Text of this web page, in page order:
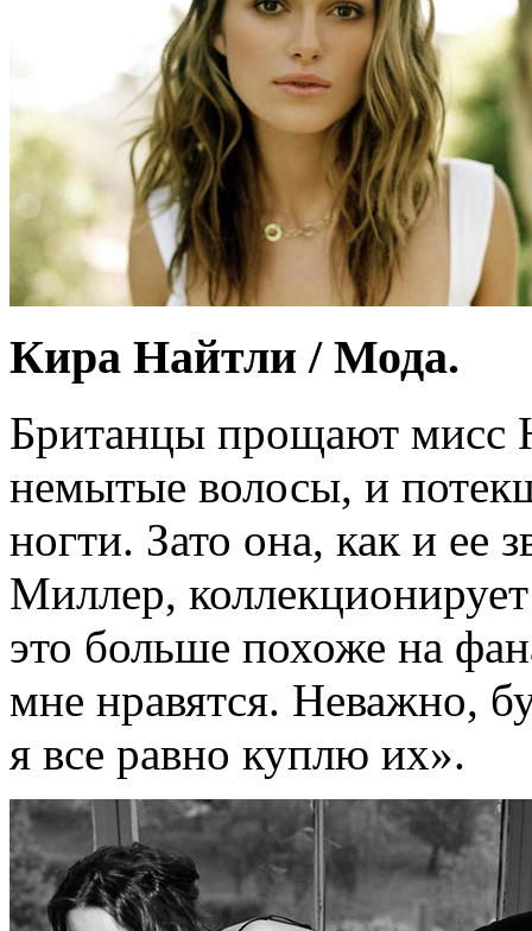
Кира Найтли / Мода.
Британцы прощают мисс
немытые волосы, и
ногти. Зато она, как и ее
Миллер,
это больше похоже на
мне нравятся. Неважно,
я все равно куплю их».